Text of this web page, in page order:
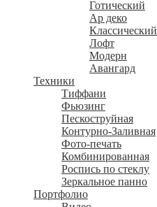
Готический
Ар деко
Классический
Лофт
Модерн
Авангард
Техники
Тиффани
Фьюзинг
Пескоструйная
Контурно-Заливная
Фото-печать
Комбинированная
Роспись по стеклу
Зеркальное панно
Портфолио